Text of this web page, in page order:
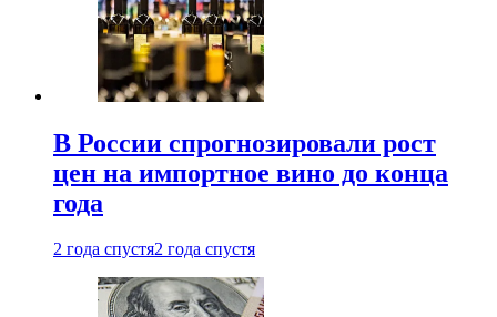
В России спрогнозировали рост
цен на импортное вино до конца
года
2 года спустя2 года спустя